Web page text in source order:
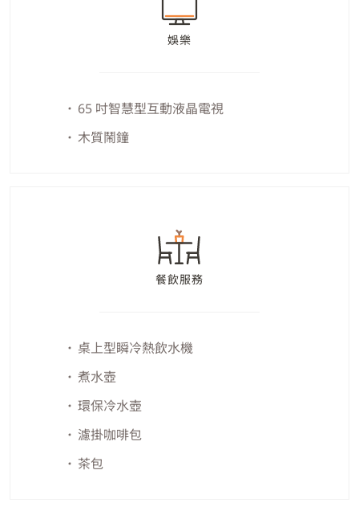
娛樂
65 吋智慧型互動液晶電視
木質鬧鐘
餐飲服務
桌上型瞬冷熱飲水機
煮水壺
環保冷水壺
濾掛咖啡包
茶包